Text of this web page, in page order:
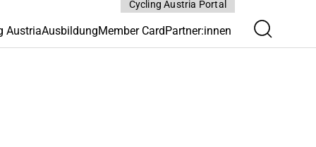
AustriaAusbildungMember CardPartner:innen
Cycling Austria Portal